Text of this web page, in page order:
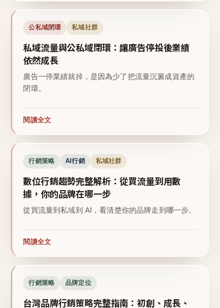
公私域閉環 私域社群
私域流量與公私域閉環：讓廣告停投後業績
依然成長
廣告一停業績就掉，是因為少了把流量沉澱成資產的
閉環。
閱讀全文
行銷策略 AI行銷 私域社群
數位行銷趨勢完整解析：從買流量到用數
據，你的品牌在哪一步
從買流量到私域到 AI，看清楚你的品牌走到哪一步。
閱讀全文
行銷策略 品牌定位
台灣品牌行銷策略完整指南：初創、成長、